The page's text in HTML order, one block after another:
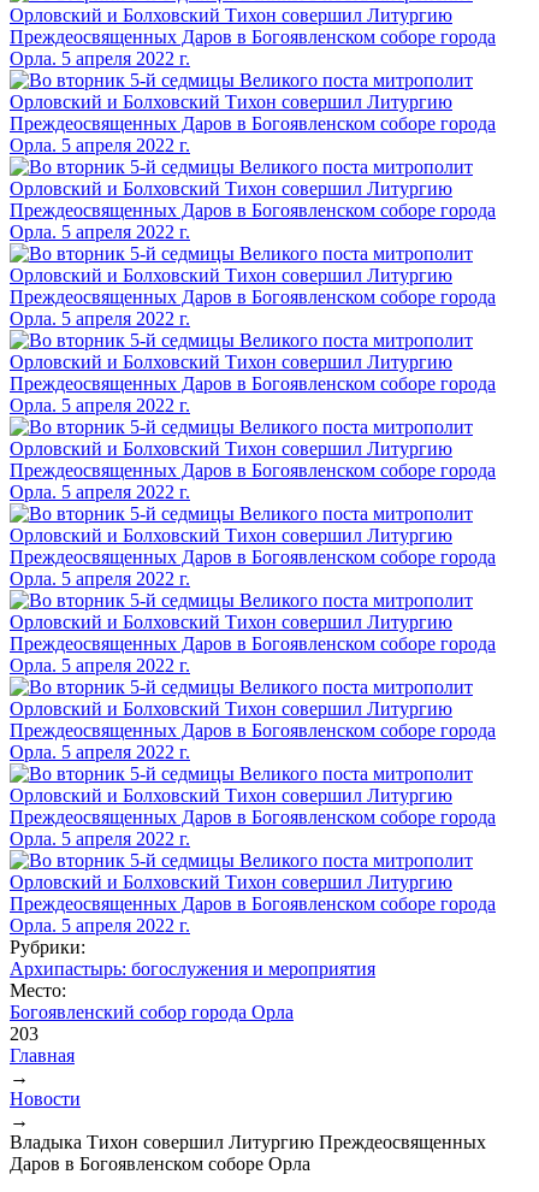
Рубрики:
Архипастырь: богослужения и мероприятия
Место:
Богоявленский собор города Орла
203
Вы здесь
Главная
→
Новости
→
Владыка Тихон совершил Литургию Преждеосвященных
Даров в Богоявленском соборе Орла